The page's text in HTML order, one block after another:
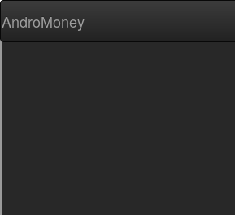
AndroMoney